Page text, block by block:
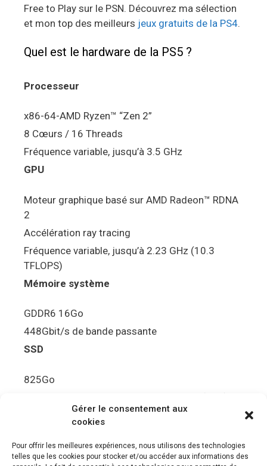
Gérer le consentement aux
cookies
Pour offrir les meilleures expériences, nous utilisons des technologies
telles que les cookies pour stocker et/ou accéder aux informations des
Free to Play sur le PSN. Découvrez ma sélection
et mon top des meilleurs jeux gratuits de la PS4.
Quel est le hardware de la PS5 ?
Processeur
x86-64-AMD Ryzen™ “Zen 2”
8 Cœurs / 16 Threads
Fréquence variable, jusqu’à 3.5 GHz
GPU
Moteur graphique basé sur AMD Radeon™ RDNA
2
Accélération ray tracing
Fréquence variable, jusqu’à 2.23 GHz (10.3
TFLOPS)
Mémoire système
GDDR6 16Go
448Gbit/s de bande passante
SSD
825Go
5.5Gbit/s de bande passante en lecture (Brut)
Disque de jeu PS5
Ultra HD Blu-ray™, jusqu’à 100Go/disque
Sortie vidéo